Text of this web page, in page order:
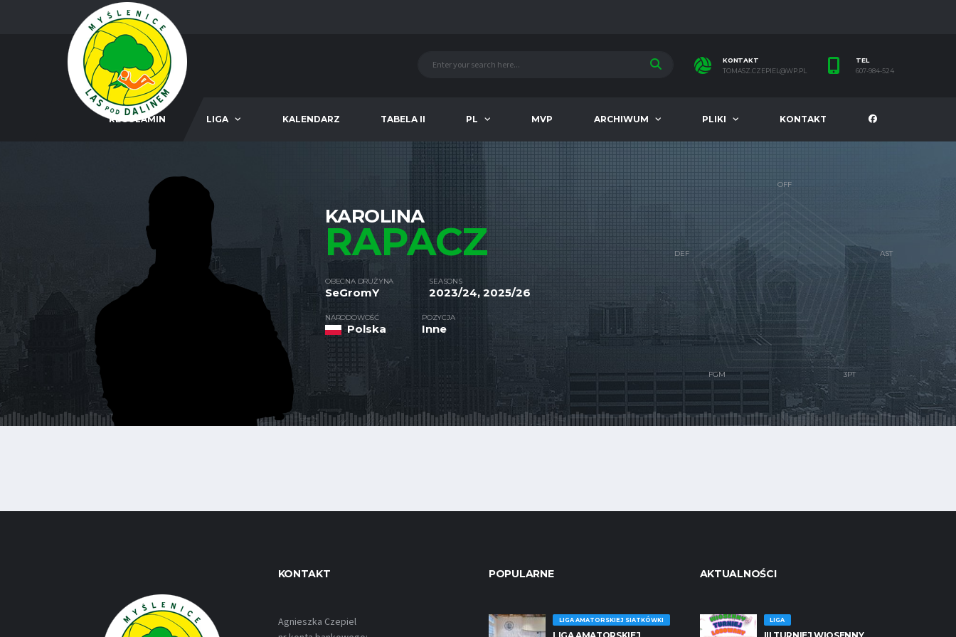
KONTAKT
TOMASZ.CZEPIEL@WP.PL
TEL
607-984-524
REGULAMIN LIGA KALENDARZ TABELA II PL MVP ARCHIWUM PLIKI KONTAKT
KAROLINA
RAPACZ
OBECNA DRUŻYNA
SeGromY
SEASONS
2023/24, 2025/26
NARODOWOŚĆ
Polska
POZYCJA
Inne
KONTAKT
Agnieszka Czepiel
POPULARNE
LIGA AMATORSKIEJ SIATKÓWKI
AKTUALNOŚCI
LIGA